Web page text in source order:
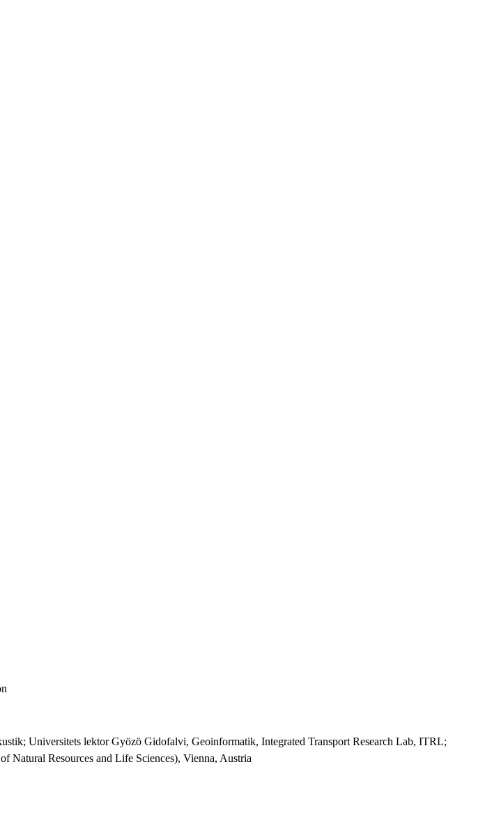
Universitets lektor Gyözö Gidofalvi, Geoinformatik, Integrated Transport Research Lab, ITRL;
Natural Resources and Life Sciences), Vienna, Austria